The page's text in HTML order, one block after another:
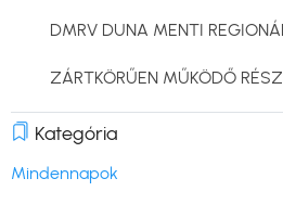
DMRV DUNA MENTI
ZÁRTKÖRŰEN MŰKÖDŐ
Kategória
Mindennapok